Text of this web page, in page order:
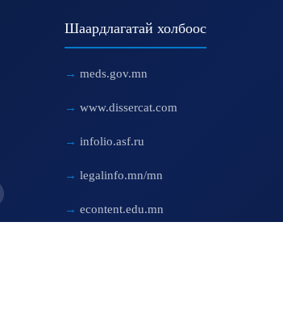
Шаардлагатай холбоос
meds.gov.mn
www.dissercat.com
infolio.asf.ru
legalinfo.mn/mn
econtent.edu.mn